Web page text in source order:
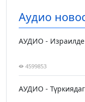
Аудио
АУДИО -
4599853
АУДИО -